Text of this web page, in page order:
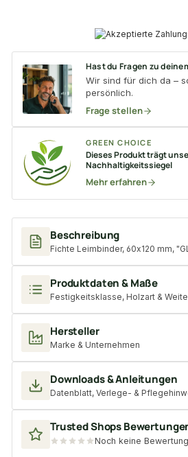
Beschreibung
Fichte Leimbinder, 60x120 mm,
Produktdaten & Maße
Festigkeitsklasse, Holzart &
Hersteller
Marke & Unternehmen
Downloads & Anleitungen
Datenblatt, Verlege- &
Trusted Shops
Noch keine
Hast du Fragen zu
Wir sind für dich da –
persönlich.
Frage stellen
GREEN CHOICE
Dieses Produkt trägt
Nachhaltigkeitssiegel
Mehr erfahren